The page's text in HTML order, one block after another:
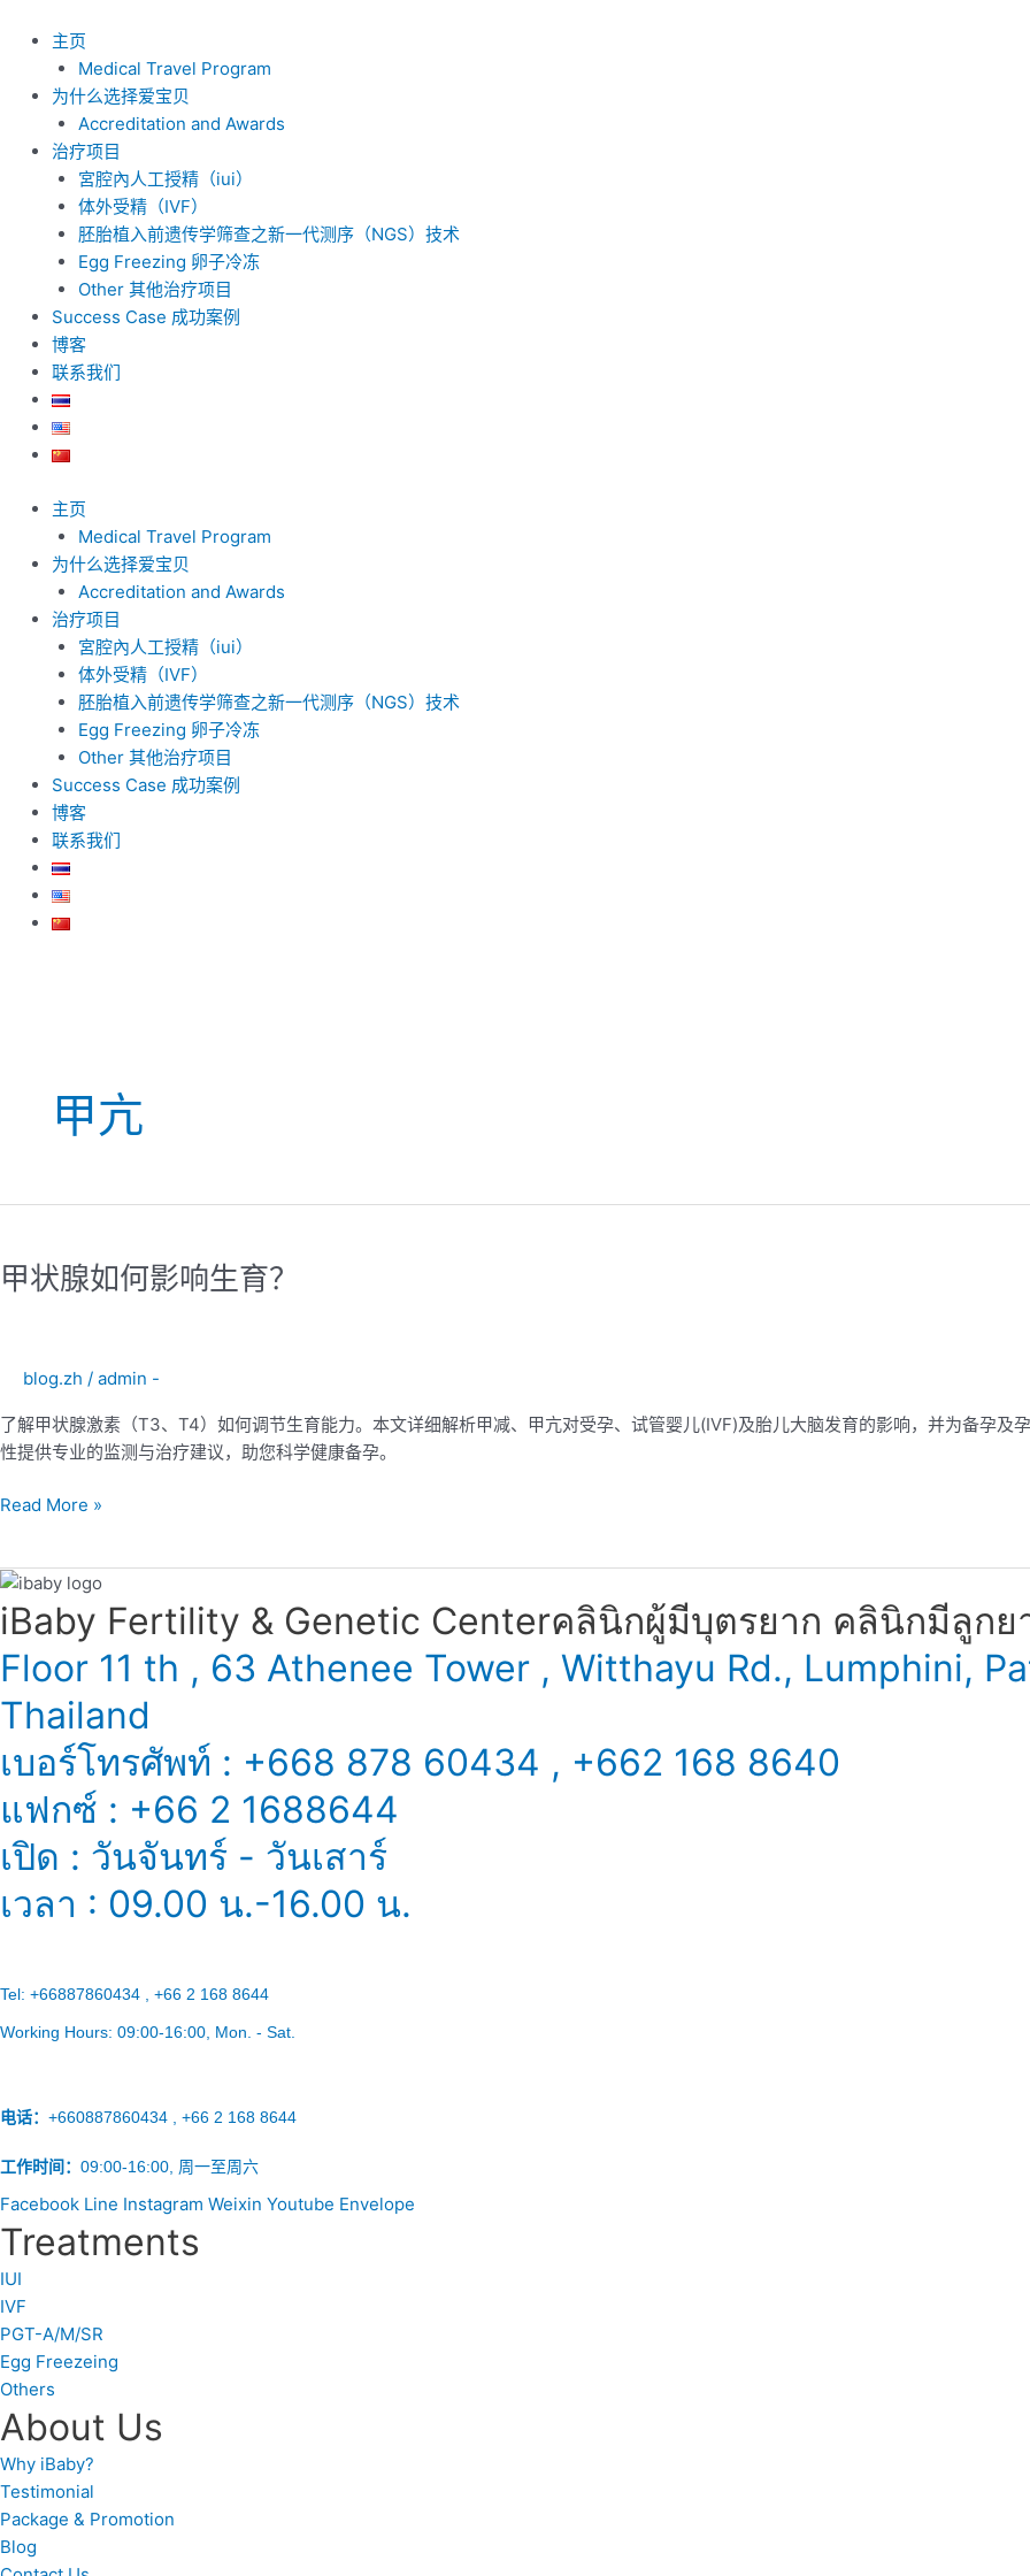
主页
Medical Travel Program
为什么选择爱宝贝
Accreditation and Awards
治疗项目
宮腔內人工授精（iui）
体外受精（IVF）
胚胎植入前遗传学筛查之新一代测序（NGS）技术
Egg Freezing 卵子冷冻
Other 其他治疗项目
Success Case 成功案例
博客
联系我们
主页
Medical Travel Program
为什么选择爱宝贝
Accreditation and Awards
治疗项目
宮腔內人工授精（iui）
体外受精（IVF）
胚胎植入前遗传学筛查之新一代测序（NGS）技术
Egg Freezing 卵子冷冻
Other 其他治疗项目
Success Case 成功案例
博客
联系我们
甲亢
甲状腺如何影响生育？
blog.zh / admin -
了解甲状腺激素（T3、T4）如何调节生育能力。本文详细解析甲减、甲亢对受孕、试管婴儿(IVF)及胎儿大脑发育的影响，并为备孕及
性提供专业的监测与治疗建议，助您科学健康备孕。
腺
如
育？
Read More »
iBaby Fertility & Genetic Center​ คลินิกผู้มีบุตรยาก คลินิกมีลูกย
Floor 11 th , 63 Athenee Tower , Witthayu Rd., Lumphini,
Thailand
เบอร์โทรศัพท์ : +668 878 60434 , +662 168 8640
แฟกซ์ : +66 2 1688644
เปิด : วันจันทร์ - วันเสาร์
เวลา : 09.00 น.-16.00 น.
Tel: +66887860434 , +66 2 168 8644
Working Hours: 09:00-16:00 , Mon. - Sat.
电话： +660887860434 , +66 2 168 8644
工作时间： 09:00-16:00, 周一至周六
Facebook Line Instagram Weixin Youtube Envelope
Treatments
IUI
IVF
PGT-A/M/SR
Egg Freezeing
Others
About Us
Why iBaby?
Testimonial
Package & Promotion
Blog